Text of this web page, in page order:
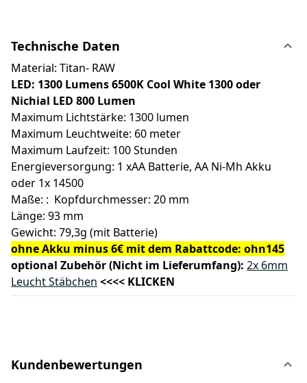
Technische Daten
Material: Titan- RAW
LED: 1300 Lumens 6500K Cool White 1300 oder
Nichial LED 800 Lumen
Maximum Lichtstärke: 1300 lumen
Maximum Leuchtweite: 60 meter
Maximum Laufzeit: 100 Stunden
Energieversorgung: 1 xAA Batterie, AA Ni-Mh Akku
oder 1x 14500
Maße: : Kopfdurchmesser: 20 mm
Länge: 93 mm
Gewicht: 79,3g (mit Batterie)
ohne Akku minus 6€ mit dem Rabattcode: ohn145
optional Zubehör (Nicht im Lieferumfang): 2x 6mm
Leucht Stäbchen <<<< KLICKEN
Kundenbewertungen